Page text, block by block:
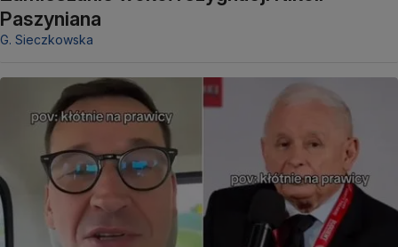
Paszyniana
G. Sieczkowska